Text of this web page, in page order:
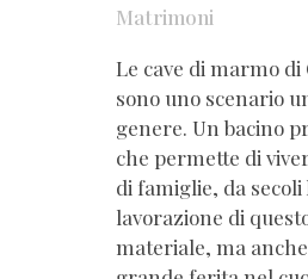
Matrimoni
Le cave di marmo
sono uno scenario
genere. Un bacino
che permette di
di famiglie, da secoli
lavorazione di
materiale, ma